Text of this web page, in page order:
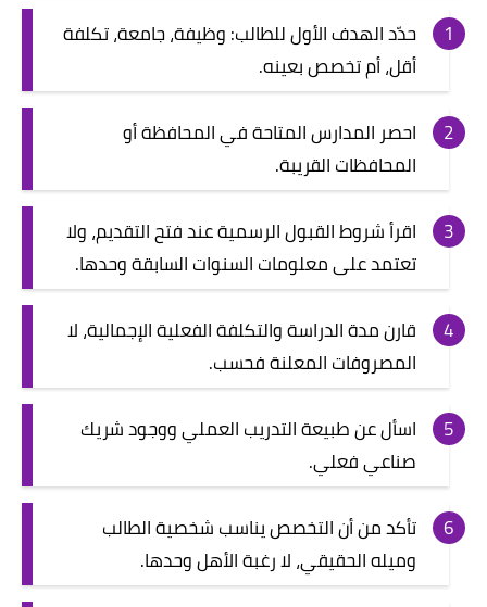
حدّد الهدف الأول للطالب: وظيفة، جامعة، تكلفة
أقل، أم تخصص بعينه.
احصر المدارس المتاحة في المحافظة أو
المحافظات القريبة.
اقرأ شروط القبول الرسمية عند فتح التقديم، ولا
تعتمد على معلومات السنوات السابقة وحدها.
قارن مدة الدراسة والتكلفة الفعلية الإجمالية، لا
المصروفات المعلنة فحسب.
اسأل عن طبيعة التدريب العملي ووجود شريك
صناعي فعلي.
تأكد من أن التخصص يناسب شخصية الطالب
وميله الحقيقي، لا رغبة الأهل وحدها.